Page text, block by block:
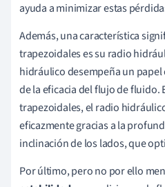
ayuda a minimizar estas
Además, una característica
trapezoidales es su radio
hidráulico desempeña un
de la eficacia del flujo de fluido.
trapezoidales, el radio
eficazmente gracias a la
inclinación de los lados, que
Por último, pero no por ello